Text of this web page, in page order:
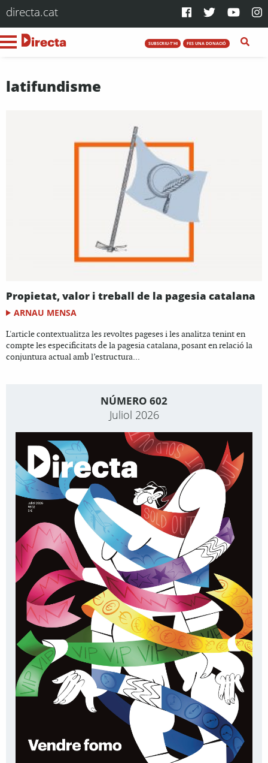
directa.cat
SUBSCRIU-T'HI FES UNA DONACIÓ
latifundisme
Propietat, valor i treball de la pagesia catalana
ARNAU MENSA
L'article contextualitza les revoltes pageses i les analitza tenint en
compte les especificitats de la pagesia catalana, posant en relació la
conjuntura actual amb l’estructura...
NÚMERO 602
Juliol 2026